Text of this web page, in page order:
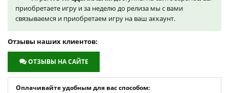
приобретаете игру и за неделю до релиза мы с вами
связываемся и приобретаем игру на ваш аккаунт.
Отзывы наших клиентов:
ОТЗЫВЫ НА САЙТЕ
Оплачивайте удобным для вас способом: